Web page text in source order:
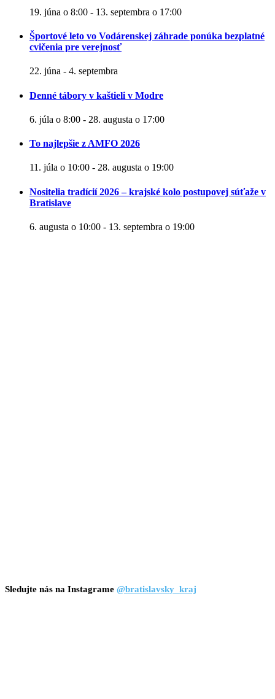
10:47
Lakiho mestečko
06:54
Ži vo mne a usmievaj sa! 2časť
19. júna o 8:00 - 13. septembra o 17:00
Športové leto vo Vodárenskej záhrade ponúka bezplatné
cvičenia pre verejnosť
22. júna - 4. septembra
Denné tábory v kaštieli v Modre
6. júla o 8:00 - 28. augusta o 17:00
To najlepšie z AMFO 2026
11. júla o 10:00 - 28. augusta o 19:00
Nositelia tradícií 2026 – krajské kolo postupovej súťaže v
Bratislave
6. augusta o 10:00 - 13. septembra o 19:00
Sledujte nás na Instagrame @bratislavsky_kraj